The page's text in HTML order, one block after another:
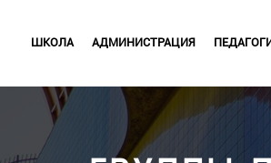
ШКОЛА АДМИНИСТРАЦИЯ